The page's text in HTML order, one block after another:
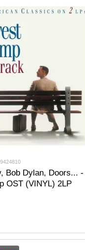
Bob Dylan, Doors... -
OST (VINYL) 2LP